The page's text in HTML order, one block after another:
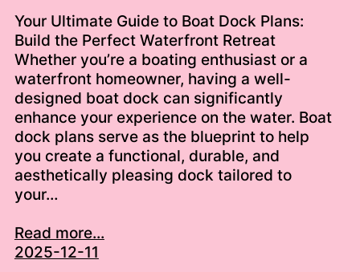
Your Ultimate Guide to Boat Dock Plans:
Build the Perfect Waterfront Retreat
Whether you’re a boating enthusiast or a
waterfront homeowner, having a well-
designed boat dock can significantly
enhance your experience on the water. Boat
dock plans serve as the blueprint to help
you create a functional, durable, and
aesthetically pleasing dock tailored to
your…
Read more...
2025-12-11